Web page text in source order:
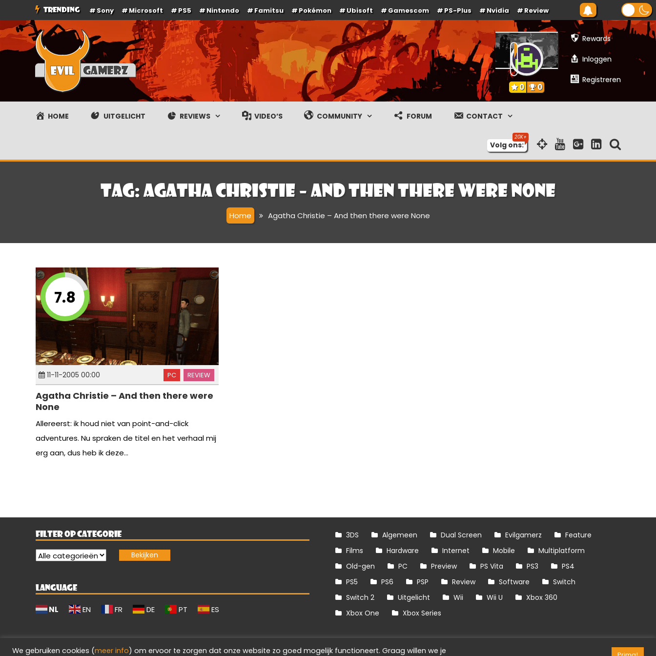
naar
de
TRENDING Sony Microsoft PS5 Nintendo Famitsu Pokémon Ubisoft Gamescom PS-Plus Nvidia Review
Evilgamerz
Het meest interessante game nieuws, reviews, coverage en gameplay streams
Rewards
Inloggen
Registreren
0 0
HOME UITGELICHT REVIEWS VIDEO’S COMMUNITY FORUM CONTACT
Volg ons:
Tag: Agatha Christie – And then there were None
Home Agatha Christie – And then there were None
7.8
11-11-2005 00:00 PC REVIEW
Agatha Christie – And then there were
None
Allereerst: ik houd niet van point-and-click
adventures. Nu spraken de titel en het verhaal mij
erg aan, dus heb ik deze...
FILTER OP CATEGORIE
LANGUAGE
NL EN FR DE PT ES
3DS Algemeen Dual Screen Evilgamerz
Feature
Films
Hardware Internet Mobile
Multiplatform
Old-gen
PC Preview PS Vita PS3
PS4
PS5
PS6 PSP Review Software
Switch
Switch 2
Uitgelicht Wii Wii U
Xbox 360
Xbox One
Xbox Series
We gebruiken cookies (meer info) om ervoor te zorgen dat onze website zo goed mogelijk functioneert. Graag willen we je